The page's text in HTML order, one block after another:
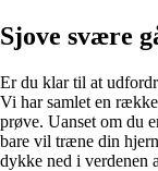
Sjove svære
Er du klar til at
Vi har samlet en
prøve. Uanset om du
bare vil træne din
dykke ned i verdenen